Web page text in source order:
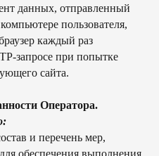
данных, отправленный
пользователя,
каждый раз
запросе при попытке
сайта.
Оператора.
и перечень мер,
обеспечения выполнения